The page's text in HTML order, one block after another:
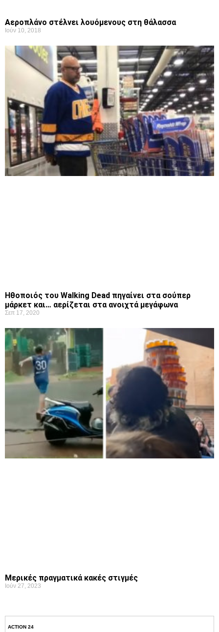
Aεροπλάνο στέλνει λουόμενους στη θάλασσα
Ιούν 10, 2018
Ηθοποιός του Walking Dead πηγαίνει στα σούπερ
μάρκετ και… αερίζεται στα ανοιχτά μεγάφωνα
Σεπ 17, 2020
Μερικές πραγματικά κακές στιγμές
Ιούν 27, 2023
ACTION 24